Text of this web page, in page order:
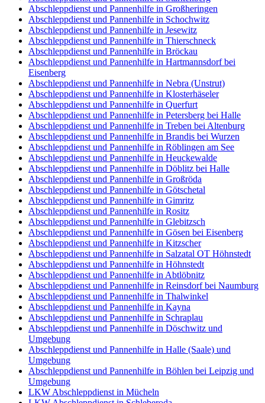
Abschleppdienst und Pannenhilfe in Großheringen
Abschleppdienst und Pannenhilfe in Schochwitz
Abschleppdienst und Pannenhilfe in Jesewitz
Abschleppdienst und Pannenhilfe in Thierschneck
Abschleppdienst und Pannenhilfe in Bröckau
Abschleppdienst und Pannenhilfe in Hartmannsdorf bei
Eisenberg
Abschleppdienst und Pannenhilfe in Nebra (Unstrut)
Abschleppdienst und Pannenhilfe in Klosterhäseler
Abschleppdienst und Pannenhilfe in Querfurt
Abschleppdienst und Pannenhilfe in Petersberg bei Halle
Abschleppdienst und Pannenhilfe in Treben bei Altenburg
Abschleppdienst und Pannenhilfe in Brandis bei Wurzen
Abschleppdienst und Pannenhilfe in Röblingen am See
Abschleppdienst und Pannenhilfe in Heuckewalde
Abschleppdienst und Pannenhilfe in Döblitz bei Halle
Abschleppdienst und Pannenhilfe in Großröda
Abschleppdienst und Pannenhilfe in Götschetal
Abschleppdienst und Pannenhilfe in Gimritz
Abschleppdienst und Pannenhilfe in Rositz
Abschleppdienst und Pannenhilfe in Glebitzsch
Abschleppdienst und Pannenhilfe in Gösen bei Eisenberg
Abschleppdienst und Pannenhilfe in Kitzscher
Abschleppdienst und Pannenhilfe in Salzatal OT Höhnstedt
Abschleppdienst und Pannenhilfe in Höhnstedt
Abschleppdienst und Pannenhilfe in Abtlöbnitz
Abschleppdienst und Pannenhilfe in Reinsdorf bei Naumburg
Abschleppdienst und Pannenhilfe in Thalwinkel
Abschleppdienst und Pannenhilfe in Kayna
Abschleppdienst und Pannenhilfe in Schraplau
Abschleppdienst und Pannenhilfe in Döschwitz und
Umgebung
Abschleppdienst und Pannenhilfe in Halle (Saale) und
Umgebung
Abschleppdienst und Pannenhilfe in Böhlen bei Leipzig und
Umgebung
LKW Abschleppdienst in Mücheln